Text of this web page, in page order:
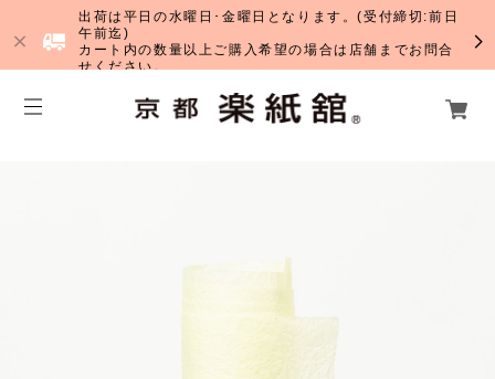
出荷は平日の水曜日･金曜日となります。(受付締切:前日
午前迄)
カート内の数量以上ご購入希望の場合は店舗までお問合
せください。